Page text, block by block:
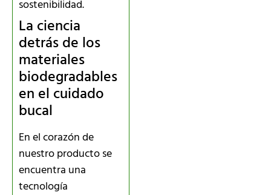
sostenibilidad.
La ciencia
detrás de los
materiales
biodegradables
en el cuidado
bucal
En el corazón de
nuestro producto se
encuentra una
tecnología